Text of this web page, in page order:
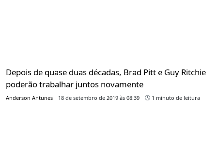
Depois de quase duas décadas, Brad Pitt e Guy Ritchie
poderão trabalhar juntos novamente
Anderson Antunes 18 de setembro de 2019 às 08:39 1 minuto de leitura